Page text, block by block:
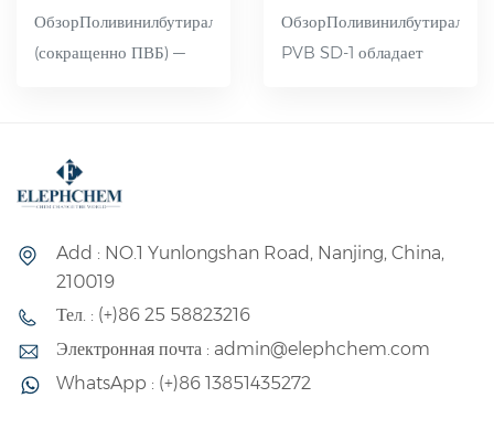
ОбзорПоливинилбутираль
(сокращенно ПВБ) —
и бутиральдегида.
Благодаря наличию
эластичностью, низкой
температурой
стеклования, высокой
ОбзорПоливинилбутираль
PVB SD-1 обладает
Add : NO.1 Yunlongshan Road, Nanjing, China,
210019
Тел. : (+)86 25 58823216
Электронная почта : admin@elephchem.com
WhatsApp : (+)86 13851435272